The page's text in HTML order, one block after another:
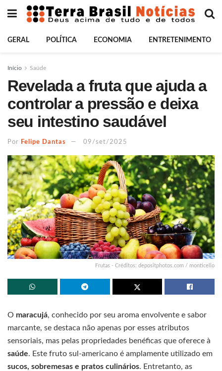
GERAL POLÍTICA ECONOMIA ENTRETENIMENTO
Início Saúde
Revelada a fruta que ajuda a
controlar a pressão e deixa
seu intestino saudável
Por Felipe Dantas 09/set/2025
Frutas - Créditos: depositphotos.com / monticello
O maracujá, conhecido por seu aroma envolvente e sabor
marcante, se destaca não apenas por esses atributos
sensoriais, mas pelas propriedades benéficas que oferece à
saúde. Este fruto sul-americano é amplamente utilizado em
sucos, sobremesas e pratos culinários. Entretanto, as